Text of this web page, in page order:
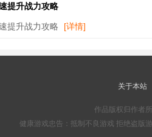
提升战力攻略
提升战力攻略 [详情]
关于本站
作品版权归作者
健康游戏忠告：抵制不良游戏 拒绝盗版